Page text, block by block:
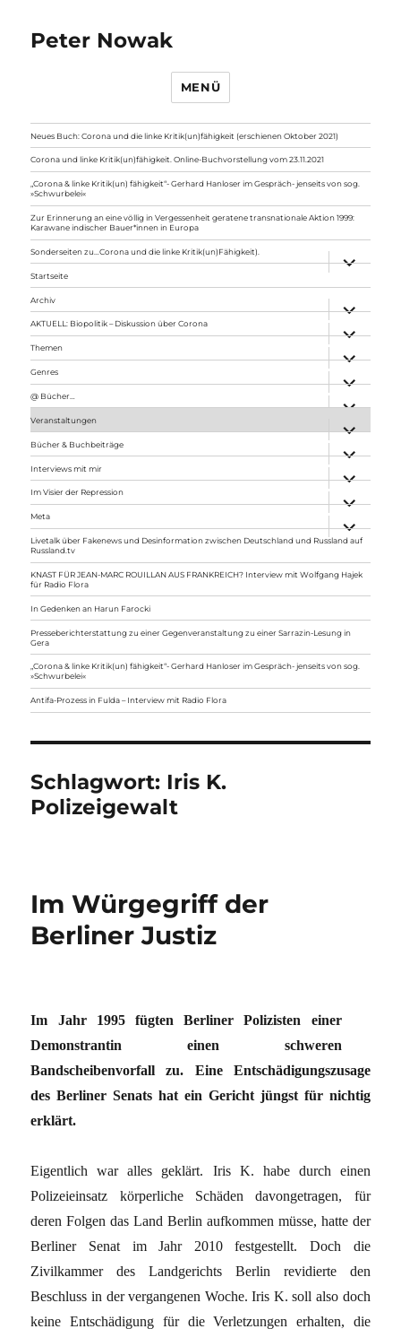
Peter Nowak
MENÜ
Neues Buch: Corona und die linke Kritik(un)fähigkeit (erschienen Oktober 2021)
Corona und linke Kritik(un)fähigkeit. Online-Buchvorstellung vom 23.11.2021
„Corona & linke Kritik(un) fähigkeit“- Gerhard Hanloser im Gespräch- jenseits von sog.
»Schwurbelei«
Zur Erinnerung an eine völlig in Vergessenheit geratene transnationale Aktion 1999:
Karawane indischer Bauer*innen in Europa
Sonderseiten zu…Corona und die linke Kritik(un)Fähigkeit).
anzeigen
Startseite
Archiv
anzeigen
AKTUELL: Biopolitik – Diskussion über Corona
anzeigen
Themen
anzeigen
Genres
anzeigen
@ Bücher…
Veranstaltungen
anzeigen
Bücher & Buchbeiträge
anzeigen
Interviews mit mir
anzeigen
Im Visier der Repression
anzeigen
Meta
anzeigen
Livetalk über Fakenews und Desinformation zwischen Deutschland und Russland auf
Russland.tv
KNAST FÜR JEAN-MARC ROUILLAN AUS FRANKREICH? Interview mit Wolfgang Hajek
für Radio Flora
In Gedenken an Harun Farocki
Presseberichterstattung zu einer Gegenveranstaltung zu einer Sarrazin-Lesung in
Gera
„Corona & linke Kritik(un) fähigkeit“- Gerhard Hanloser im Gespräch- jenseits von sog.
»Schwurbelei«
Antifa-Prozess in Fulda – Interview mit Radio Flora
Schlagwort: Iris K.
Polizeigewalt
Im Würgegriff der
Berliner Justiz
Im Jahr 1995 fügten Berliner Polizisten einer
Demonstrantin einen schweren
Bandscheibenvorfall zu. Eine Entschädigungszusage
des Berliner Senats hat ein Gericht jüngst für nichtig
erklärt.
Eigentlich war alles geklärt. Iris K. habe durch einen
Polizeieinsatz körperliche Schäden davongetragen, für
deren Folgen das Land Berlin aufkommen müsse, hatte der
Berliner Senat im Jahr 2010 festgestellt. Doch die
Zivilkammer des Landgerichts Berlin revidierte den
Beschluss in der vergangenen Woche. Iris K. soll also doch
keine Entschädigung für die Verletzungen erhalten, die